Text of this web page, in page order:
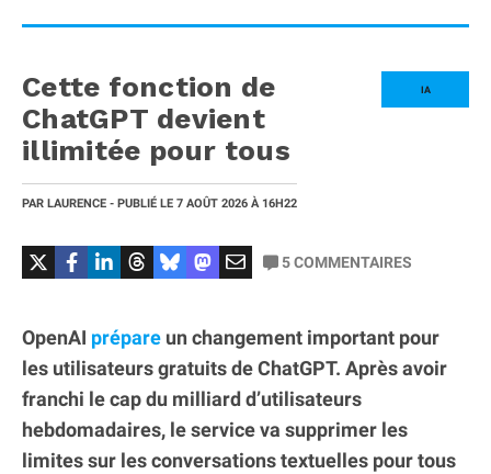
IA
Cette fonction de
ChatGPT devient
illimitée pour tous
PAR LAURENCE - PUBLIÉ LE 7 AOÛT 2026 À 16H22
5COMMENTAIRES
OpenAI prépare un changement important pour
les utilisateurs gratuits de ChatGPT. Après avoir
franchi le cap du milliard d’utilisateurs
hebdomadaires, le service va supprimer les
limites sur les conversations textuelles pour tous